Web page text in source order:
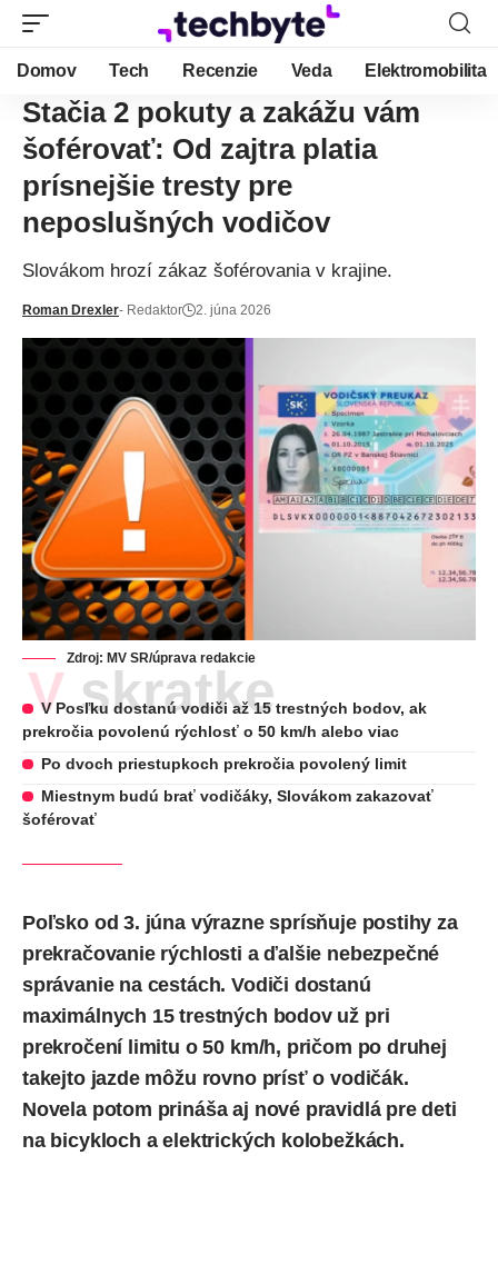
Domov Tech Recenzie Veda Elektromobilita
Stačia 2 pokuty a zakážu vám
šoférovať: Od zajtra platia
prísnejšie tresty pre
neposlušných vodičov
Slovákom hrozí zákaz šoférovania v krajine.
Roman Drexler- Redaktor 2. júna 2026
Zdroj: MV SR/úprava redakcie
V skratke
V Posľku dostanú vodiči až 15 trestných bodov, ak
prekročia povolenú rýchlosť o 50 km/h alebo viac
Po dvoch priestupkoch prekročia povolený limit
Miestnym budú brať vodičáky, Slovákom zakazovať
šoférovať
Poľsko od 3. júna výrazne sprísňuje postihy za
prekračovanie rýchlosti a ďalšie nebezpečné
správanie na cestách. Vodiči dostanú
maximálnych 15 trestných bodov už pri
prekročení limitu o 50 km/h, pričom po druhej
takejto jazde môžu rovno prísť o vodičák.
Novela potom prináša aj nové pravidlá pre deti
na bicykloch aelektrických kolobežkách.